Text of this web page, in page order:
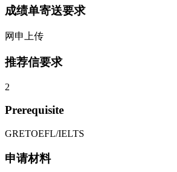
成绩单寄送要求
网申上传
推荐信要求
2
Prerequisite
GRETOEFL/IELTS
申请材料